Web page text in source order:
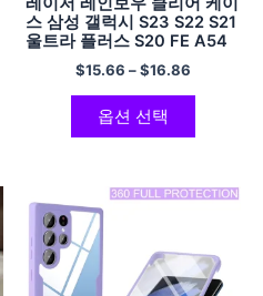
스 삼성 갤럭시 S23 S22 S21
울트라 플러스 S20 FE A54
A34 A14 A53 A52 A23
A24 A25 A13 5G 소프트 커
$15.66 –$16.86
옵션 선택